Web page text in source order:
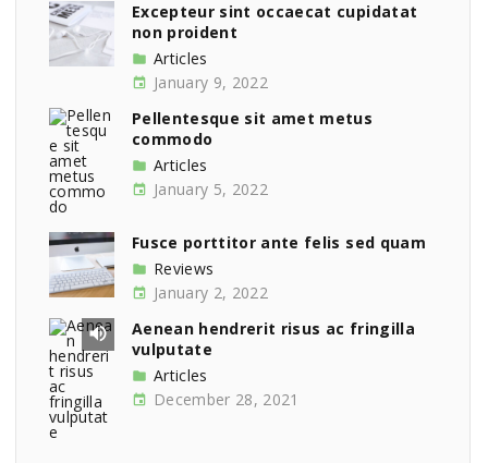
Excepteur sint occaecat cupidatat
non proident
Articles
January 9, 2022
Pellentesque sit amet metus
commodo
Articles
January 5, 2022
Fusce porttitor ante felis sed quam
Reviews
January 2, 2022
Aenean hendrerit risus ac fringilla
vulputate
Articles
December 28, 2021